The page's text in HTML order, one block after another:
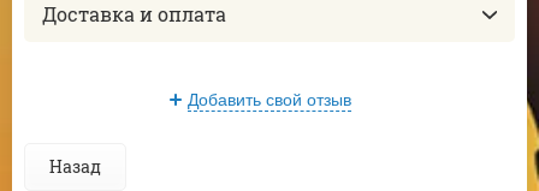
Доставка и оплата
Добавить свой отзыв
Назад